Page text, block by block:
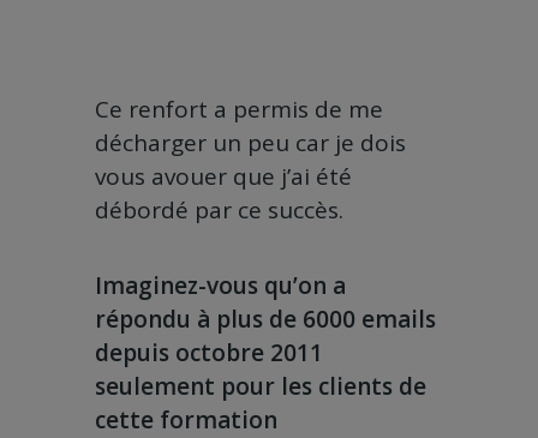
Ce renfort a permis de me
décharger un peu car je dois
vous avouer que j’ai été
débordé par ce succès.
Imaginez-vous qu’on a
répondu à plus de 6000 emails
depuis octobre 2011
seulement pour les clients de
cette formation